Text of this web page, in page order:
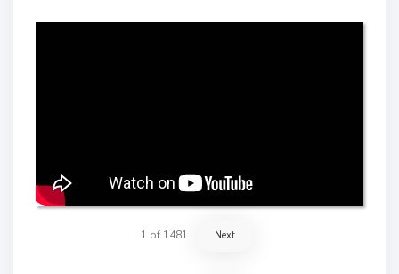
1 of 1481 Next